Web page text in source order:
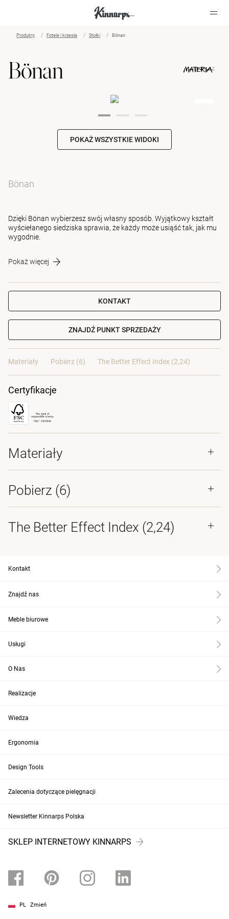
Produkty Fotele i krzesła Stołki Bönan
Bönan
POKAŻ WSZYSTKIE WIDOKI
Bönan
Dzięki Bönan wybierzesz swój własny sposób. Wyjątkowy kształt
wyściełanego siedziska sprawia, że każdy może usiąść tak, jak mu
wygodnie.
Pokaż więcej
KONTAKT
ZNAJDŹ PUNKT SPRZEDAŻY
Materiały Pobierz (6) The Better Effect Index (2,24)
Certyfikacje
Materiały
Pobierz (6)
The Better Effect Index (2,24)
Kontakt
Znajdź nas
Meble biurowe
Usługi
O Nas
Realizacje
Wiedza
Ergonomia
Design Tools
Zalecenia dotyczące pielęgnacji
Newsletter Kinnarps Polska
SKLEP INTERNETOWY KINNARPS
PL Zmień